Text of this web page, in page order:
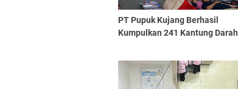
PT Pupuk Kujang Berhasil
Kumpulkan 241 Kantung Darah